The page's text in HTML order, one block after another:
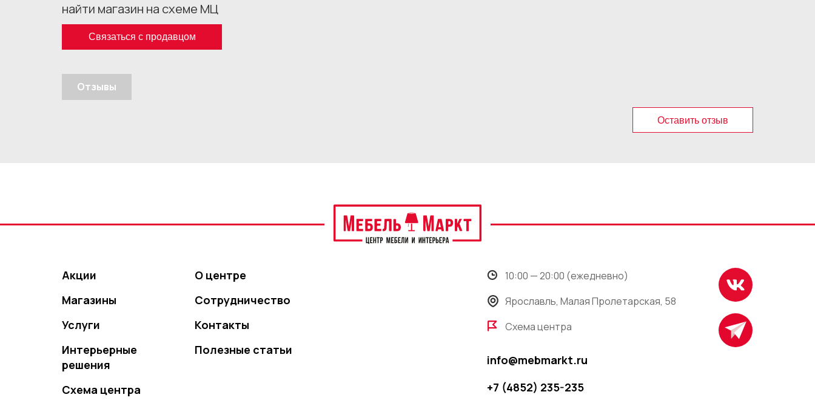
найти магазин на схеме МЦ
Связаться с продавцом
Отзывы
Оставить отзыв
Акции
Магазины
Услуги
Интерьерные
решения
Схема центра
О центре
Сотрудничество
Контакты
Полезные статьи
10:00 — 20:00 (ежедневно)
Ярославль, Малая Пролетарская, 58
Схема центра
info@mebmarkt.ru
+7 (4852) 235-235